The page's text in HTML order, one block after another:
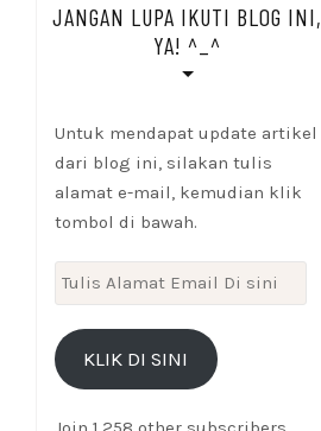
JANGAN LUPA IKUTI BLOG INI,
YA! ^_^
Untuk mendapat update artikel
dari blog ini, silakan tulis
alamat e-mail, kemudian klik
tombol di bawah.
Tulis
Alamat
Email
KLIK DI SINI